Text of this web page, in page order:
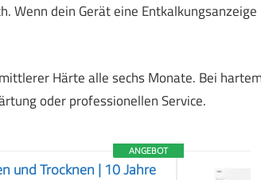
Wenn dein Gerät eine Entkalkungsanzeige
Härte alle sechs Monate. Bei
oder professionellen Service.
ANGEBOT
und Trocknen | 10 Jahre